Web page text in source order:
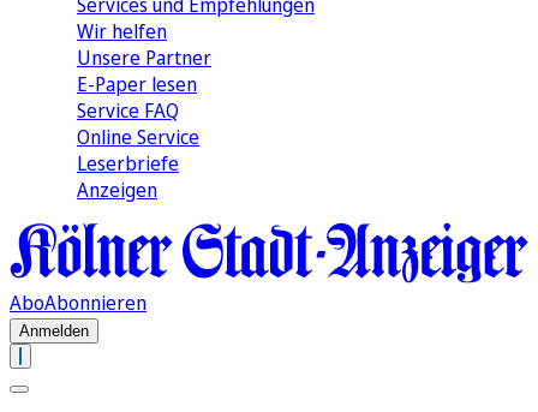
Wir helfen
Unsere Partner
E-Paper lesen
Service FAQ
Online Service
Leserbriefe
Anzeigen
AboAbonnieren
Anmelden